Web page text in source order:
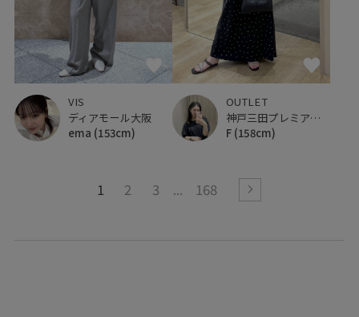
VIS
ディアモール大阪
ema (153cm)
OUTLET
神戸三田プレミアム・アウトレット
F (158cm)
1 2 3 168